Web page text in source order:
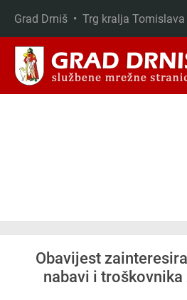
Skip to main content
Grad Drniš • Trg kralja
Obavijest
nabavi i